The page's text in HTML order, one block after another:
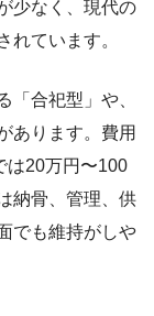
少なく、現代の
れています。
「合祀型」や、
あります。費用
は20万円〜100
納骨、管理、供
でも維持がしや